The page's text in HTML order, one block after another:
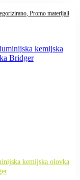
, Promo materijali
kemijska olovka